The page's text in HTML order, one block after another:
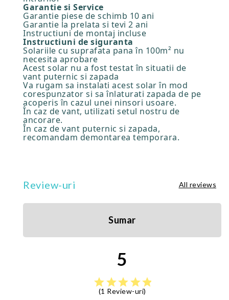
Garantie si Service
Garantie piese de schimb 10 ani
Garantie la prelata si tevi 2 ani
Instructiuni de montaj incluse
Instructiuni de siguranta
Solariile cu suprafata pana în 100m² nu
necesita aprobare
Acest solar nu a fost testat în situatii de
vant puternic si zapada
Va rugam sa instalati acest solar în mod
corespunzator si sa înlaturati zapada de pe
acoperis în cazul unei ninsori usoare.
În caz de vant, utilizati setul nostru de
ancorare.
În caz de vant puternic si zapada,
recomandam demontarea temporara.
Review-uri All reviews
Sumar
5
starstarstarstarstar
(1 Review-uri)